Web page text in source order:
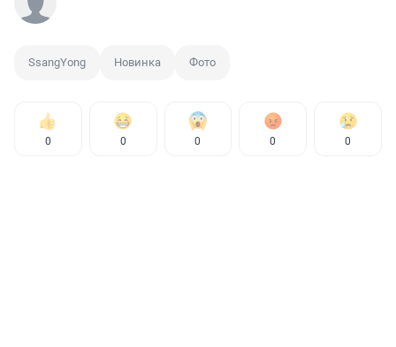
SsangYong Новинка Фото
0 0 0 0 0